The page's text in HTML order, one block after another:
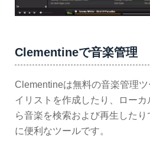
Clementineで音楽管理
Clementineは無料の音楽管理
イリストを作成したり、ロー
ら音楽を検索および再生した
に便利なツールです。